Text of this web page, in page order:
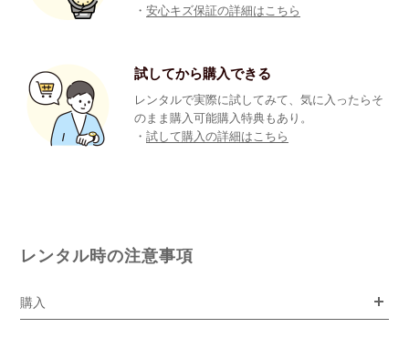
・安心キズ保証の詳細はこちら
試してから購入できる
レンタルで実際に試してみて、気に入ったらそ
のまま購入可能購入特典もあり。
・試して購入の詳細はこちら
レンタル時の注意事項
購入